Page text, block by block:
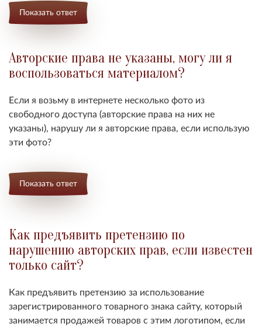
Показать ответ
Авторские права не указаны, могу ли я
воспользоваться материалом?
Если я возьму в интернете несколько фото из
свободного доступа (авторские права на них не
указаны), нарушу ли я авторские права, если использую
эти фото?
Показать ответ
Как предъявить претензию по
нарушению авторских прав, если известен
только сайт?
Как предъявить претензию за использование
зарегистрированного товарного знака сайту, который
занимается продажей товаров с этим логотипом, если